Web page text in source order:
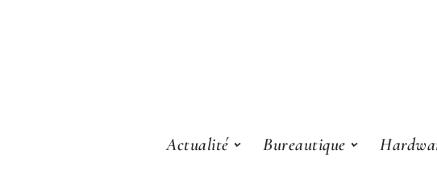
Actualité Bureautique